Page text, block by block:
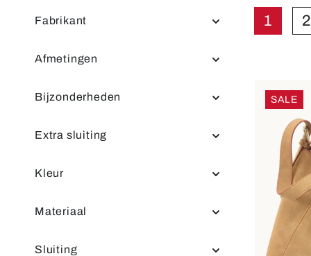
Fabrikant
Afmetingen
Bijzonderheden
Extra sluiting
Kleur
Materiaal
Sluiting
1 2
SALE